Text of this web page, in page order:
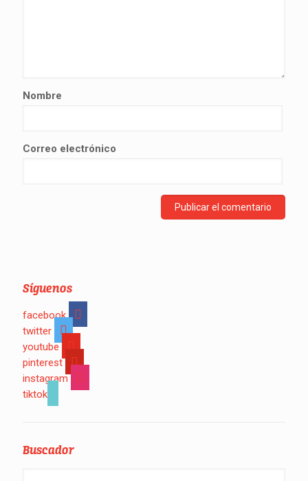
Nombre
Correo electrónico
Síguenos
facebook
twitter
youtube
pinterest
instagram
tiktok
Buscador